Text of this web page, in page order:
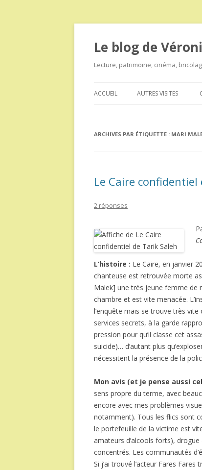
Le blog de
Lecture, patrimoine, cinéma,
ACCUEIL AUTRES VISITES
ARCHIVES PAR ÉTIQUETTE : MARI
Le Caire confidentiel
2 réponses
L’histoire : Le Caire, en janvier
chanteuse est retrouvée morte
Malek] une très jeune femme de
chambre et est vite menacée.
l’enquête mais se trouve très
services secrets, à la garde
pression pour qu’il classe cet
suicide)… d’autant plus
nécessitent la présence de la
Mon avis (et je pense aussi
sens propre du terme, avec
encore avec mes problèmes
notamment). Tous les flics sont
le portefeuille de la victime est
amateurs d’alcools forts),
concentrés. Les communautés
Si j’ai trouvé l’acteur Fares